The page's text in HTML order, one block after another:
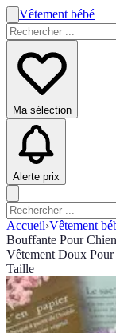
Vêtement bébé
Ma sélection
Alerte prix
Accueil›Vêtement
Bouffante Pour
Vêtement Doux
Taille